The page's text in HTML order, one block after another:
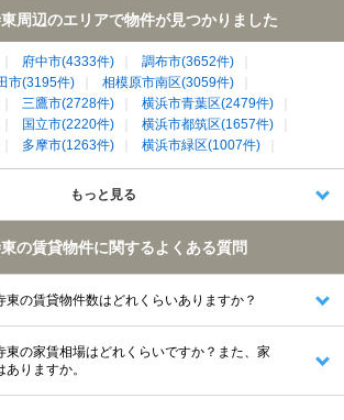
周辺のエリアで物件が見つかりました
府中市(4333件)
調布市(3652件)
市(3195件)
相模原市南区(3059件)
三鷹市(2728件)
横浜市青葉区(2479件)
国立市(2220件)
横浜市都筑区(1657件)
多摩市(1263件)
横浜市緑区(1007件)
(754件)
もっと見る
の賃貸物件に関するよくある質問
東の賃貸物件数はどれくらいありますか？
東の家賃相場はどれくらいですか？また、家
りますか。